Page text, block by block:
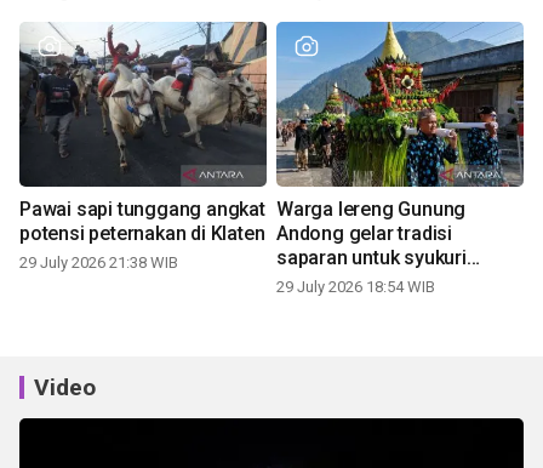
Pawai sapi tunggang angkat
potensi peternakan di Klaten
29 July 2026 21:38 WIB
Warga lereng Gunung
Andong gelar tradisi
saparan untuk syukuri
panen
29 July 2026 18:54 WIB
Video